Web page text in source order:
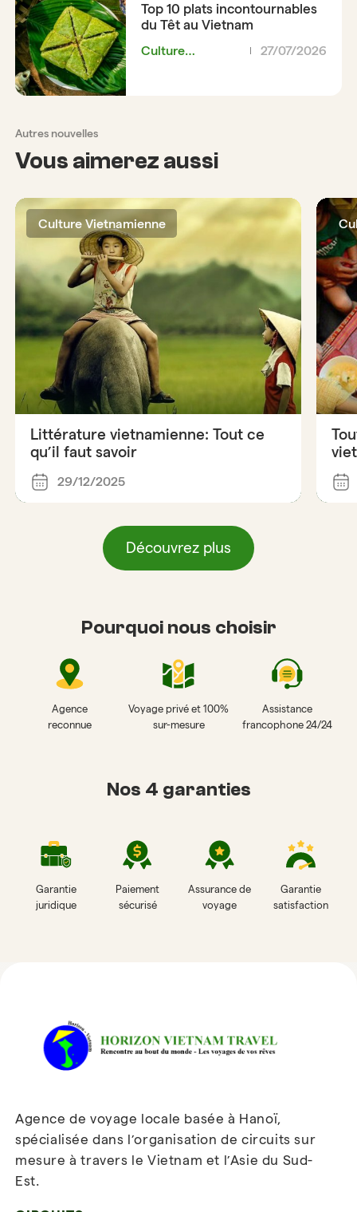
Top 10 plats incontournables
du Têt au Vietnam
Culture
27/07/2026
Autres nouvelles
Vous aimerez aussi
Culture Vietnamienne
Littérature vietnamienne: Tout ce
qu’il faut savoir
29/12/2025
Découvrez plus
Pourquoi nous choisir
Agence
reconnue
Voyage privé et 100%
sur-mesure
Assistance
francophone 24/24
Nos 4 garanties
Garantie
juridique
Paiement
sécurisé
Assurance de
voyage
Garantie
satisfaction
Agence de voyage locale basée à Hanoï,
spécialisée dans l’organisation de circuits sur
mesure à travers le Vietnam et l’Asie du Sud-
Est.